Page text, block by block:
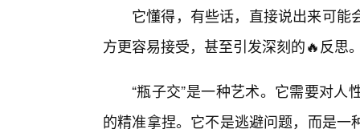
它懂得，有些话，直接说出来可
方更容易接受，甚至引发深刻的🔥反思
“瓶子交”是一种艺术。它需要对
的精准拿捏。它不是逃避问题，而是